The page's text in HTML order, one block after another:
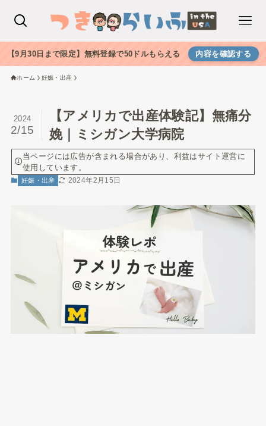
【9月30日まで限定】無料登録で50ドルもらえる 内容を確認する
ホーム 妊娠・出産
【アメリカで出産体験記】無痛分
娩｜ミシガン大学病院
2024
2/15
当ページには広告が含まれる場合があり、利益はサイト運営に
使用しています。
妊娠・出産 2024年2月15日